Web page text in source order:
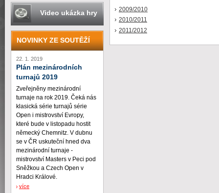
2009/2010
2010/2011
2011/2012
Video ukázka hry
NOVINKY ZE SOUTĚŽÍ
22. 1. 2019
Plán mezinárodních
turnajů 2019
Zveřejněny mezinárodní
turnaje na rok 2019. Čeká nás
klasická série turnajů série
Open i mistrovství Evropy,
které bude v listopadu hostit
německý Chemnitz. V dubnu
se v ČR uskuteční hned dva
mezinárodní turnaje -
mistrovství Masters v Peci pod
Sněžkou a Czech Open v
Hradci Králové.
více